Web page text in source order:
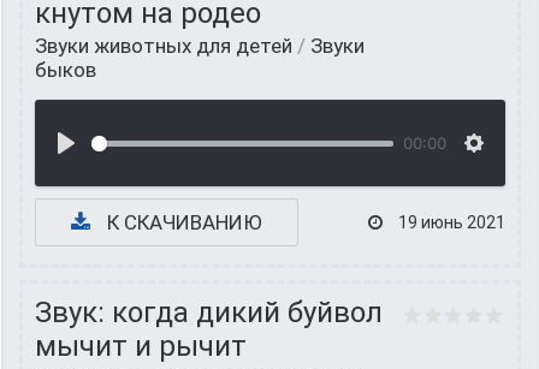
кнутом на родео
Звуки животных для детей / Звуки
быков
00:00
К СКАЧИВАНИЮ 19 июнь 2021
Звук: когда дикий буйвол
мычит и рычит